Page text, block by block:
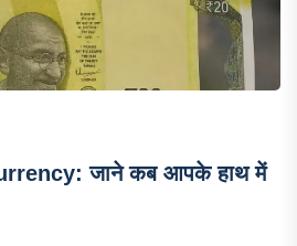
जाने कब आपके हाथ में